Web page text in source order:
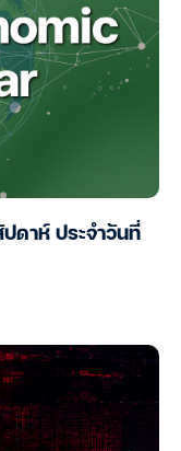
ดาห์ ประจำวันที่